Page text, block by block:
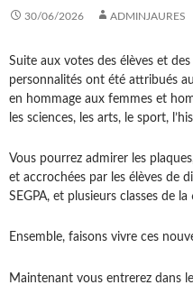
30/06/2026 ADMINJAURES
Suite aux votes des élèves et
personnalités ont été attribués
en hommage aux femmes et
les sciences, les arts, le sport,
Vous pourrez admirer les
et accrochées par les élèves de
SEGPA, et plusieurs classes de
Ensemble, faisons vivre ces
Maintenant vous entrerez dans